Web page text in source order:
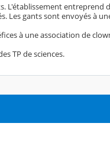
L'établissement
Les gants sont envoyés à
à une association de
TP de sciences.